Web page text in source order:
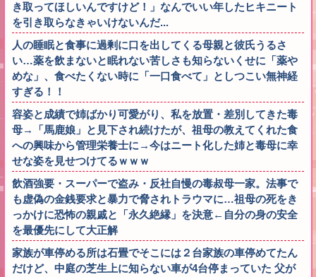
き取ってほしいんですけど！」なんでいい年したヒキニート
を引き取らなきゃいけないんだ...
人の睡眠と食事に過剰に口を出してくる母親と彼氏うるさ
い…薬を飲まないと眠れない苦しさも知らないくせに「薬や
めな」、食べたくない時に「一口食べて」としつこい無神経
すぎる！！
容姿と成績で姉ばかり可愛がり、私を放置・差別してきた毒
母→「馬鹿娘」と見下され続けたが、祖母の教えてくれた食
への興味から管理栄養士に→今はニート化した姉と毒母に幸
せな姿を見せつけてるｗｗｗ
飲酒強要・スーパーで盗み・反社自慢の毒叔母一家。法事で
も虚偽の金銭要求と暴力で脅されトラウマに…祖母の死をき
っかけに恐怖の親戚と「永久絶縁」を決意←自分の身の安全
を最優先にして大正解
家族が車停める所は石畳でそこには２台家族の車停めてたん
だけど、中庭の芝生上に知らない車が4台停まっていた 父が